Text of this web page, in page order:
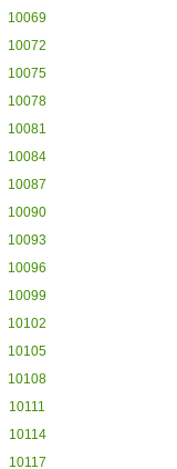
10069
10072
10075
10078
10081
10084
10087
10090
10093
10096
10099
10102
10105
10108
10111
10114
10117